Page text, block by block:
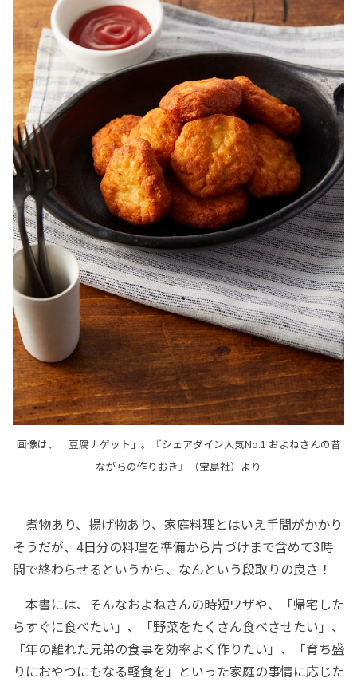
画像は、「豆腐ナゲット」。『シェアダイン人気No.1 およねさんの昔
ながらの作りおき』（宝島社）より
煮物あり、揚げ物あり、家庭料理とはいえ手間がかかり
そうだが、4日分の料理を準備から片づけまで含めて3時
間で終わらせるというから、なんという段取りの良さ！
本書には、そんなおよねさんの時短ワザや、「帰宅した
らすぐに食べたい」、「野菜をたくさん食べさせたい」、
「年の離れた兄弟の食事を効率よく作りたい」、「育ち盛
りにおやつにもなる軽食を」といった家庭の事情に応じた